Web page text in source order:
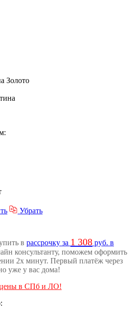
Золото
Убрать
в рассрочку за 1 308 руб. в
консультанту, поможем оформить
2х минут. Первый платёж через
уже у вас дома!
цены в СПб и ЛО!